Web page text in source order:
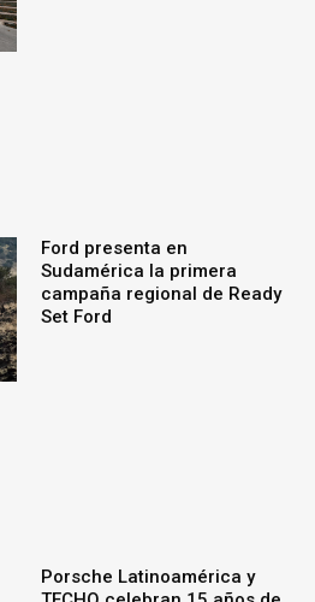
Ford presenta en
Sudamérica la primera
campaña regional de Ready
Set Ford
Porsche Latinoamérica y